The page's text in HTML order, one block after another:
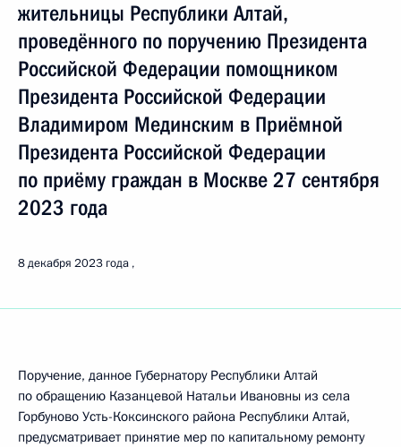
жительницы Республики Алтай,
проведённого по поручению Президента
Российской Федерации помощником
Президента Российской Федерации
Владимиром Мединским в Приёмной
Президента Российской Федерации
по приёму граждан в Москве 27 сентября
2023 года
8 декабря 2023 года
Поручение, данное Губернатору Республики Алтай
по обращению Казанцевой Натальи Ивановны из села
Горбуново Усть-Коксинского района Республики Алтай,
предусматривает принятие мер по капитальному ремонту